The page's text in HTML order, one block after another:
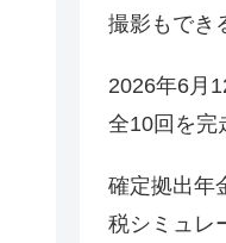
撮影もでき
2026年6月
全10回を完
確定拠出年
税シミュレ